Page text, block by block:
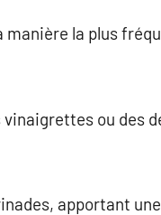
la plus
ou des
apportant